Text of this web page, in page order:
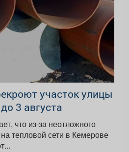
участок улицы
3 августа
что из-за неотложного
тепловой сети в Кемерове